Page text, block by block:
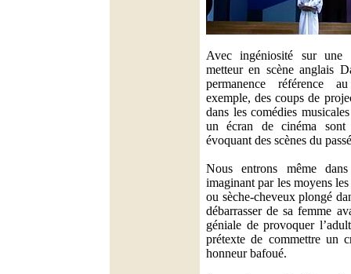
Avec ingéniosité sur une
metteur en scène anglais
permanence référence
exemple, des coups de
dans les comédies
un écran de cinéma sont
évoquant des scènes du
Nous entrons même
imaginant par les moyens
ou sèche-cheveux plongé
débarrasser de sa femme
géniale de provoquer
prétexte de commettre un
honneur bafoué.